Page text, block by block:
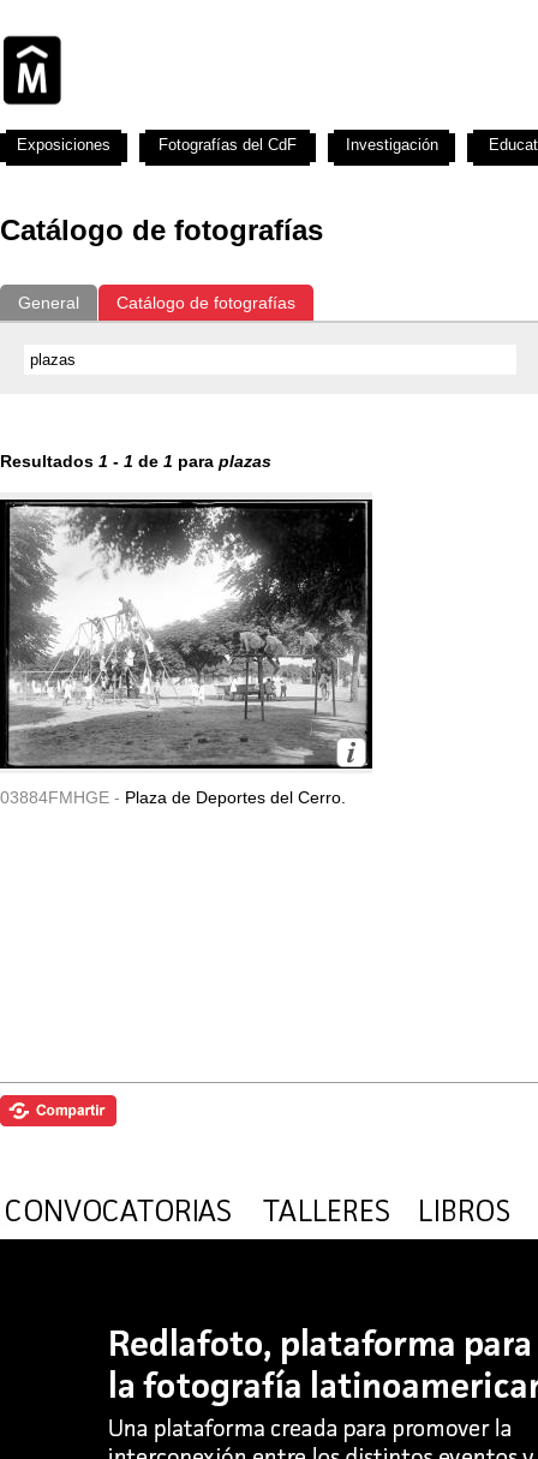
Catálogo de fotografías
General Catálogo de fotografías
Resultados 1 - 1 de 1 para plazas
03884FMHGE - Plaza de Deportes del Cerro.
Exposiciones Fotografías del CdF Investigación